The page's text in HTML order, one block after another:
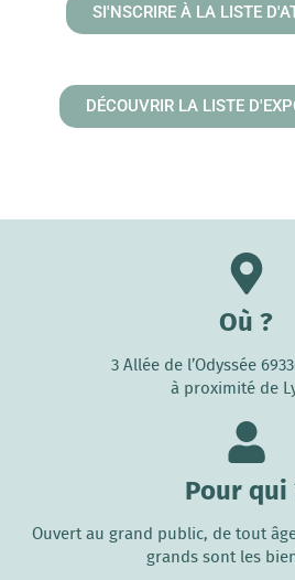
SI'NSCRIRE À LA LISTE
DÉCOUVRIR LA LISTE
Où ?
3 Allée de l’Odyssée
à proximité de
Pour qui
Ouvert au grand public, de tout
grands sont les